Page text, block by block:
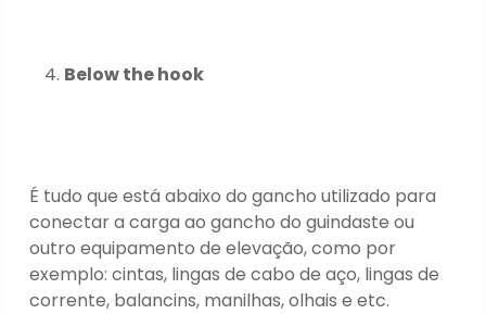
Below the hook
É tudo que está abaixo do gancho utilizado para
conectar a carga ao gancho do guindaste ou
outro equipamento de elevação, como por
exemplo: cintas, lingas de cabo de aço, lingas de
corrente, balancins, manilhas, olhais e etc.